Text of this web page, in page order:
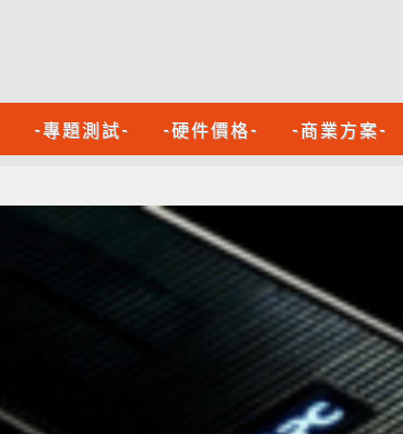
-專題測試- -硬件價格- -商業方案-